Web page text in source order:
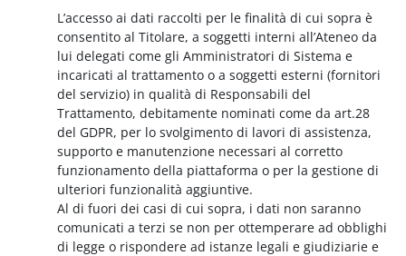
L’accesso ai dati raccolti per le finalità di cui sopra è
consentito al Titolare, a soggetti interni all’Ateneo da
lui delegati come gli Amministratori di Sistema e
incaricati al trattamento o a soggetti esterni (fornitori
del servizio) in qualità di Responsabili del
Trattamento, debitamente nominati come da art.28
del GDPR, per lo svolgimento di lavori di assistenza,
supporto e manutenzione necessari al corretto
funzionamento della piattaforma o per la gestione di
ulteriori funzionalità aggiuntive.
Al di fuori dei casi di cui sopra, i dati non saranno
comunicati a terzi se non per ottemperare ad obblighi
di legge o rispondere ad istanze legali e giudiziarie e